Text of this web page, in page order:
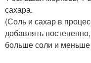
сахара.
(Соль и сахар в
добавлять
больше соли и меньше